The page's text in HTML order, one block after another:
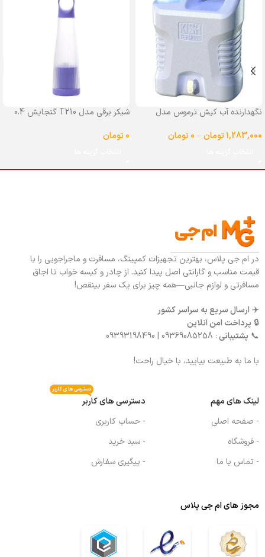
نگهدارنده آب کیش ترموس مدل
1,283,000تومان–
0تومان
شیکر برقی مدل T210 گنجایش 0.4
0تومان
در ام جی پلاس، بهترین تجهیزات کمپینگ، مسافرت و ماجراجویی را با
قیمت مناسب و گارانتی اصل پیدا کنید. از چادر و کیسه خواب تا اجاق
مسافرتی و لوازم جانبی—همه چیز برای یک سفر بینقص!
✈️ ارسال سریع به سراسر کشور
🔒 پرداخت امن آنلاین
📞 پشتیبانی: 09369085258 | 09393198490
با ما به طبیعت بیایید، با خیال راحت!
لینک های مهم
- صفحه اصلی
- فروشگاه
- تماس با ما
دسترسی های کاربر
دسترسی های کاربر
- حساب کاربری
- سبد خرید
- پیگیری سفارش
مجوز های ام جی پلاس